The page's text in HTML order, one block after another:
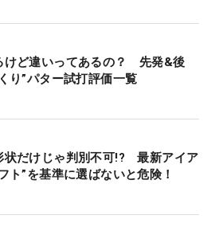
けど違いってあるの？ 先発&後
り”パター試打評価一覧
状だけじゃ判別不可!? 最新アイア
ト”を基準に選ばないと危険！